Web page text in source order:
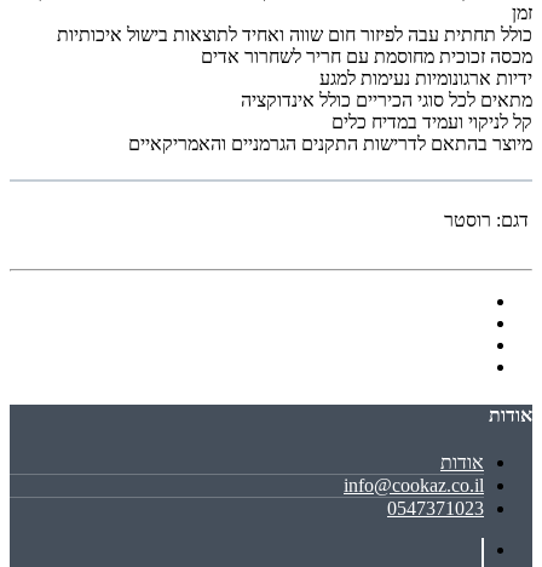
זמן
כולל תחתית עבה לפיזור חום שווה ואחיד לתוצאות בישול איכותיות
מכסה זכוכית מחוסמת עם חריר לשחרור אדים
ידיות ארגונומיות נעימות למגע
מתאים לכל סוגי הכיריים כולל אינדוקציה
קל לניקוי ועמיד במדיח כלים
מיוצר בהתאם לדרישות התקנים הגרמניים והאמריקאיים
דגם: רוסטר
אודות
אודות
info@cookaz.co.il
0547371023